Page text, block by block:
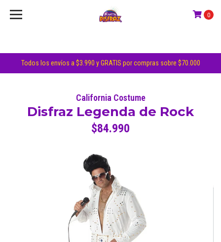
Todos los envíos a $3.990 y GRATIS por compras sobre $70.000
0
California Costume
Disfraz Legenda de Rock
$84.990